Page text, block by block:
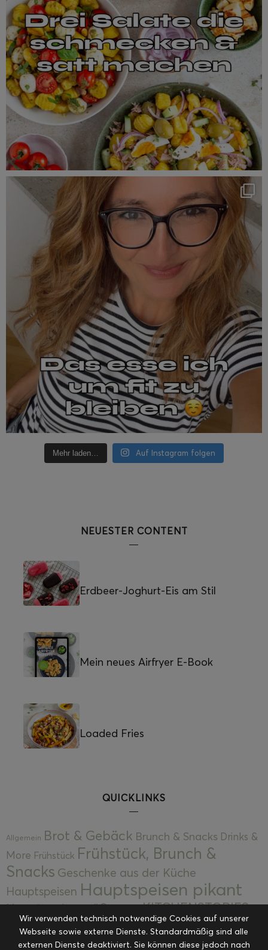
Mehr laden… Auf Instagram folgen
NEUESTER CONTENT
Erdbeer-Joghurt-Eis am Stil
Mein neues Airfryer E-Book
Loaded Fries
QUICKLINKS
Allgemein Brot & Gebäck Brunch & Snacks Drinks &
More Frühstück Frühstück, Brunch &
Snacks Geschenke aus der Küche
Hauptspeisen Hauptspeisen pikant
Hauptspeisen süßKekseKITCHENSTORIES
Kuchen, Torten & Desserts Kuchen und
Desserts Kulinarik Kulinarische Mitbringsel &
Wir verwenden technisch notwendige Cookies auf unserer
Webseite sowie externe Dienste. Standardmäßig sind alle
externen Dienste deaktiviert. Sie können diese jedoch nach